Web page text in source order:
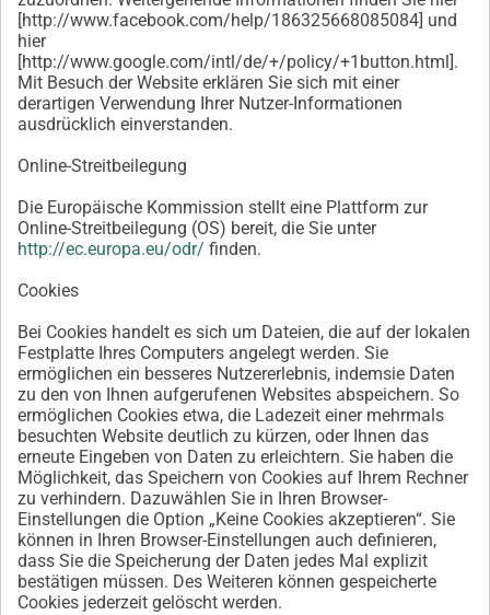
[http://www.facebook.com/help/186325668085084] und
hier
[http://www.google.com/intl/de/+/policy/+1button.html].
Mit Besuch der Website erklären Sie sich mit einer
derartigen Verwendung Ihrer Nutzer-Informationen
ausdrücklich einverstanden.
Online-Streitbeilegung
Die Europäische Kommission stellt eine Plattform zur
Online-Streitbeilegung (OS) bereit, die Sie unter
http://ec.europa.eu/odr/ finden.
Cookies
Bei Cookies handelt es sich um Dateien, die auf der lokalen
Festplatte Ihres Computers angelegt werden. Sie
ermöglichen ein besseres Nutzererlebnis, indemsie Daten
zu den von Ihnen aufgerufenen Websites abspeichern. So
ermöglichen Cookies etwa, die Ladezeit einer mehrmals
besuchten Website deutlich zu kürzen, oder Ihnen das
erneute Eingeben von Daten zu erleichtern. Sie haben die
Möglichkeit, das Speichern von Cookies auf Ihrem Rechner
zu verhindern. Dazuwählen Sie in Ihren Browser-
Einstellungen die Option „Keine Cookies akzeptieren“. Sie
können in Ihren Browser-Einstellungen auch definieren,
dass Sie die Speicherung der Daten jedes Mal explizit
bestätigen müssen. Des Weiteren können gespeicherte
Cookies jederzeit gelöscht werden.